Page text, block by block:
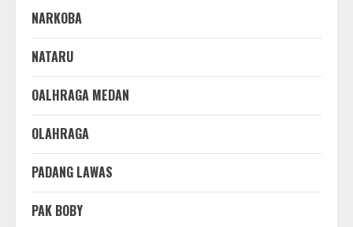
NARKOBA
NATARU
OALHRAGA MEDAN
OLAHRAGA
PADANG LAWAS
PAK BOBY